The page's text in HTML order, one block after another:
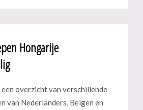
Hongarije
overzicht van verschillende
van Nederlanders, Belgen en